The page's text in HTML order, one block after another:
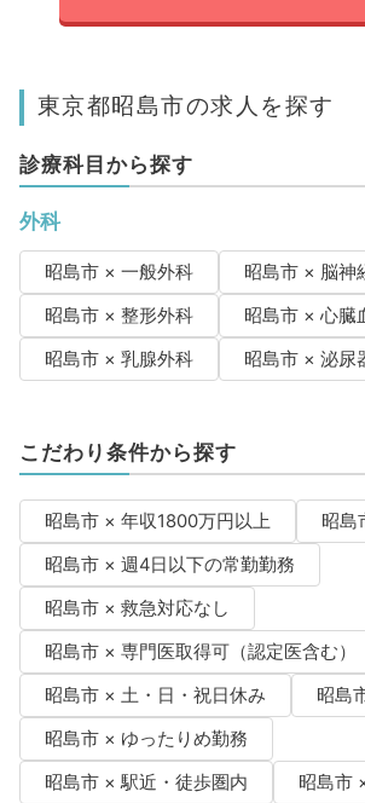
東京都昭島市の求人を探す
診療科目から探す
外科
昭島市 × 一般外科
昭島市 × 脳神
昭島市 × 整形外科
昭島市 × 心臓
昭島市 × 乳腺外科
昭島市 × 泌尿
こだわり条件から探す
昭島市 × 年収1800万円以上
昭島
昭島市 × 週4日以下の常勤勤務
昭島市 × 救急対応なし
昭島市 × 専門医取得可（認定医含む）
昭島市 × 土・日・祝日休み
昭島
昭島市 × ゆったりめ勤務
昭島市 × 駅近・徒歩圏内
昭島市